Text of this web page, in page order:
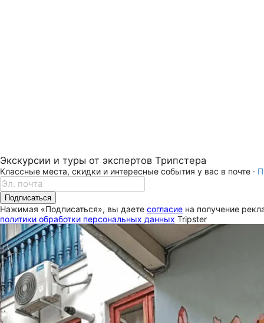
Экскурсии и туры от экспертов Трипстера
Классные места, скидки и интересные события у вас в почте ·
Подписаться
Нажимая «Подписаться», вы даете согласие на получение
политики обработки персональных данных Tripster